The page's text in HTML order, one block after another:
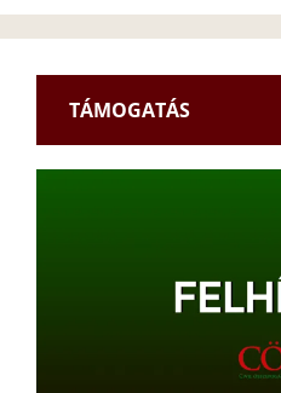
TÁMOGATÁS